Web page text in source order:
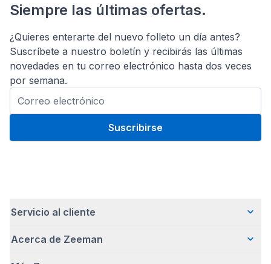
Siempre las últimas ofertas.
¿Quieres enterarte del nuevo folleto un día antes?
Suscríbete a nuestro boletín y recibirás las últimas
novedades en tu correo electrónico hasta dos veces
por semana.
Suscribirse
Servicio al cliente
Preguntas frecuentes
Acerca de Zeeman